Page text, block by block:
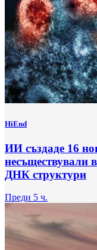
HiEnd
ИИ създаде 16
несъществували
ДНК структури
Преди 5 ч.